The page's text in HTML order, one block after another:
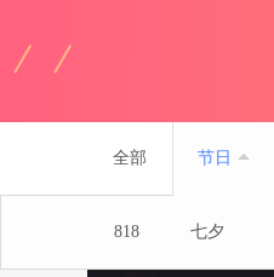
全部 节日
818 七夕